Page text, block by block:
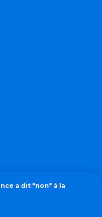
a dit "non" à la